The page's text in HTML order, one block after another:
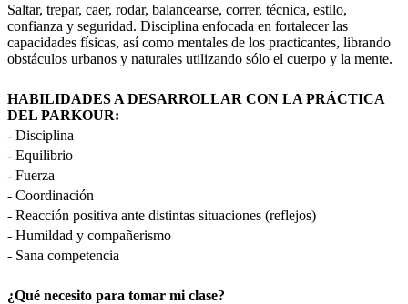
Saltar, trepar, caer, rodar, balancearse, correr, técnica, estilo,
confianza y seguridad. Disciplina enfocada en fortalecer las
capacidades físicas, así como mentales de los practicantes, librando
obstáculos urbanos y naturales utilizando sólo el cuerpo y la mente.
HABILIDADES A DESARROLLAR CON LA PRÁCTICA
DEL PARKOUR:
- Disciplina
- Equilibrio
- Fuerza
- Coordinación
- Reacción positiva ante distintas situaciones (reflejos)
- Humildad y compañerismo
- Sana competencia
¿Qué necesito para tomar mi clase?